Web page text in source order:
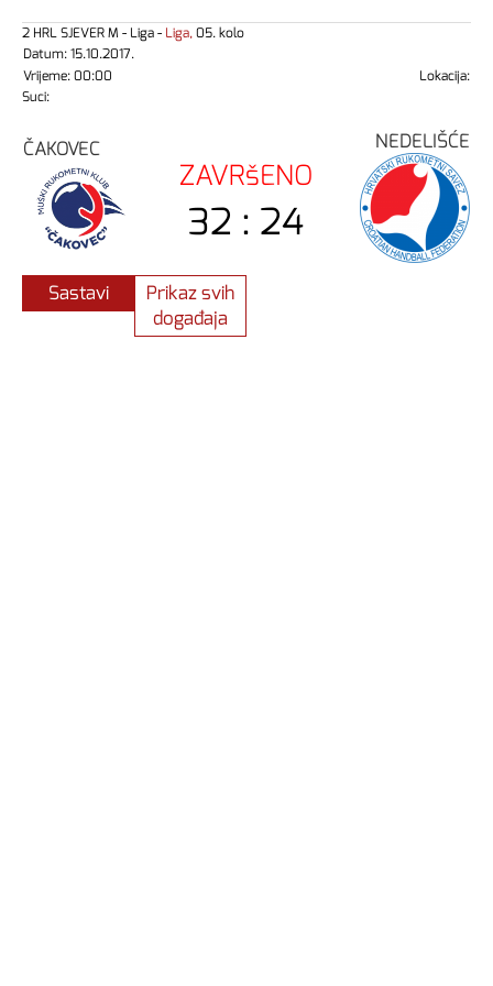
2 HRL SJEVER M - Liga - Liga,05. kolo
Datum: 15.10.2017.
Vrijeme: 00:00
Lokacija:
Suci:
ČAKOVEC
ZAVRšENO
32 : 24
NEDELIŠĆE
Sastavi
Prikaz svih
događaja